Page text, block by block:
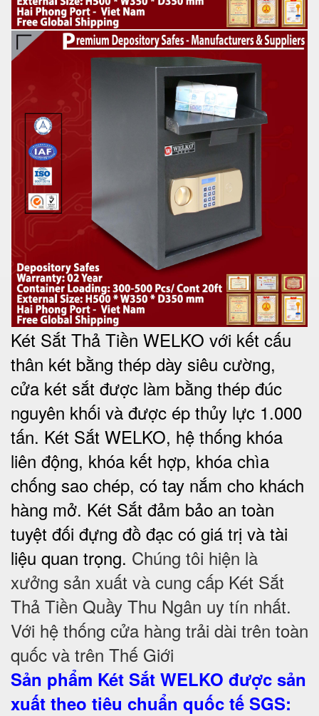
Két Sắt Thả Tiền WELKO với kết cấu
thân két bằng thép dày siêu cường,
cửa két sắt được làm bằng thép đúc
nguyên khối và được ép thủy lực 1.000
tấn. Két Sắt WELKO, hệ thống khóa
liên động, khóa kết hợp, khóa chìa
chống sao chép, có tay nắm cho khách
hàng mở. Két Sắt đảm bảo an toàn
tuyệt đối đựng đồ đạc có giá trị và tài
liệu quan trọng. Chúng tôi hiện là
xưởng sản xuất và cung cấp Két Sắt
Thả Tiền Quầy Thu Ngân uy tín nhất.
Với hệ thống cửa hàng trải dài trên toàn
quốc và trên Thế Giới
Sản phẩm Két Sắt WELKO được sản
xuất theo tiêu chuẩn quốc tế SGS: